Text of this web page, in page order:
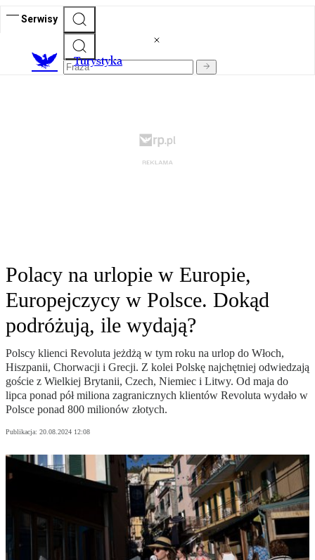
Serwisy
Turystyka
Polacy na urlopie w Europie,
Europejczycy w Polsce. Dokąd
podróżują, ile wydają?
Polscy klienci Revoluta jeżdżą w tym roku na urlop do Włoch,
Hiszpanii, Chorwacji i Grecji. Z kolei Polskę najchętniej odwiedzają
goście z Wielkiej Brytanii, Czech, Niemiec i Litwy. Od maja do
lipca ponad pół miliona zagranicznych klientów Revoluta wydało w
Polsce ponad 800 milionów złotych.
Publikacja: 20.08.2024 12:08